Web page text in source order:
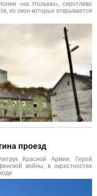
«на Угольках», сиротливо
из окон которых открывается
проезд
Красной Армии, Герой
войны, в окрестностях